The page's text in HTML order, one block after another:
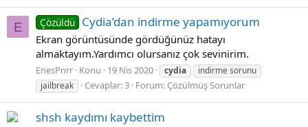
E Çözüldü Cydia’dan indirme yapamıyorum
Ekran görüntüsünde gördüğünüz hatayı
almaktayım.Yardımcı olursanız çok sevinirim.
EnesPnrr Konu 19 Nis 2020 cydia
indirme sorunu
jailbreak
Cevaplar: 3 Forum: Çözülmüş Sorunlar
shsh kaydımı kaybettim